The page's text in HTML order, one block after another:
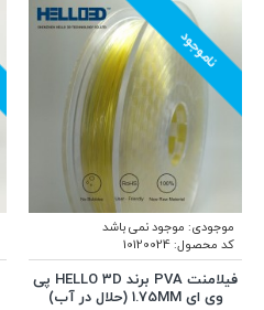
ناموجود
موجودی: موجود نمی باشد
کد محصول:10120024
فیلامنت PVA برند HELLO 3D پی
وی ای 1.75MM (حلال در آب)